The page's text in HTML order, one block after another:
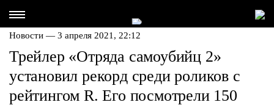
Новости — 3 апреля 2021, 22:12
Трейлер «Отряда самоубийц 2»
установил рекорд среди роликов с
рейтингом R. Его посмотрели 150